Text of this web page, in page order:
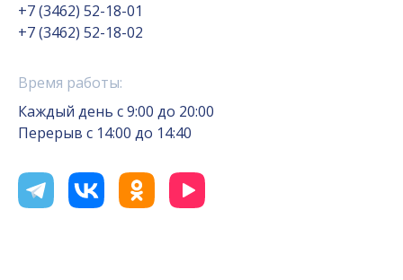
+7 (3462) 52-18-01
+7 (3462) 52-18-02
Время работы:
Каждый день с 9:00 до 20:00
Перерыв с 14:00 до 14:40